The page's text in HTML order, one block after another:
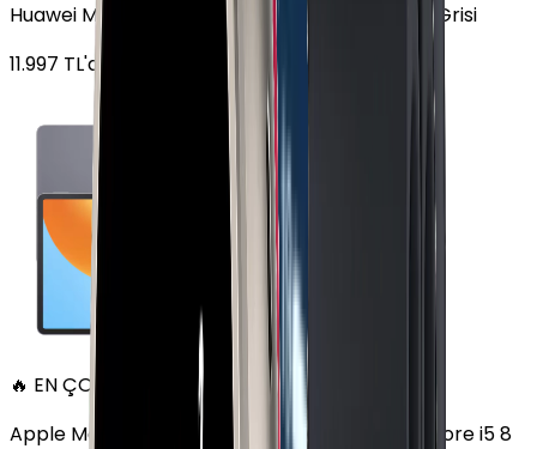
Huawei MatePad 11.5 128 GB 11.5 inç Wi-Fi Uzay Grisi
11.997 TL'den başlayan fiyatlar
🔥 EN ÇOK SATAN
Apple MacBook Air 13" (13-inch, 2020) 1.1 GHz Core i5 8